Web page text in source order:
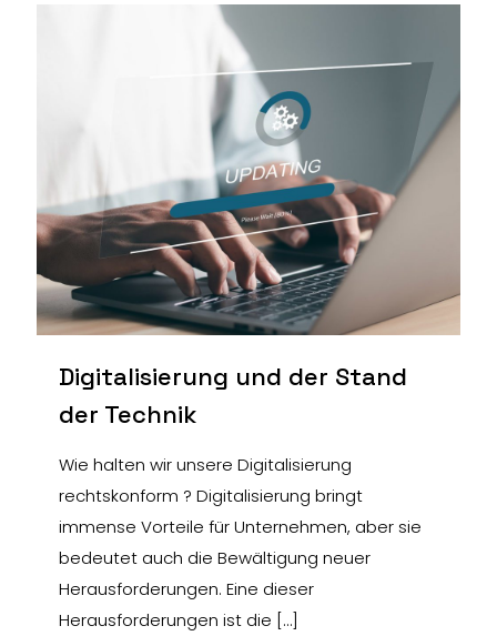
Digitalisierung und der Stand
der Technik
Wie halten wir unsere Digitalisierung
rechtskonform ? Digitalisierung bringt
immense Vorteile für Unternehmen, aber sie
bedeutet auch die Bewältigung neuer
Herausforderungen. Eine dieser
Herausforderungen ist die […]